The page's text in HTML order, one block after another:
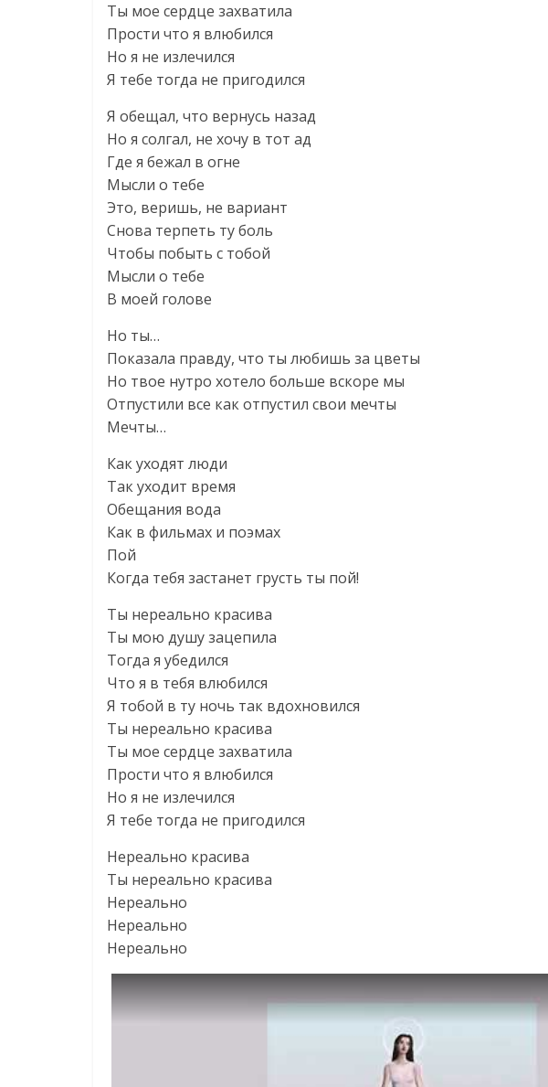
Ты мое сердце захватила
Прости что я влюбился
Но я не излечился
Я тебе тогда не пригодился
Я обещал, что вернусь назад
Но я солгал, не хочу в тот ад
Где я бежал в огне
Мысли о тебе
Это, веришь, не вариант
Снова терпеть ту боль
Чтобы побыть с тобой
Мысли о тебе
В моей голове
Но ты…
Показала правду, что ты любишь за цветы
Но твое нутро хотело больше вскоре мы
Отпустили все как отпустил свои мечты
Мечты…
Как уходят люди
Так уходит время
Обещания вода
Как в фильмах и поэмах
Пой
Когда тебя застанет грусть ты пой!
Ты нереально красива
Ты мою душу зацепила
Тогда я убедился
Что я в тебя влюбился
Я тобой в ту ночь так вдохновился
Ты нереально красива
Ты мое сердце захватила
Прости что я влюбился
Но я не излечился
Я тебе тогда не пригодился
Нереально красива
Ты нереально красива
Нереально
Нереально
Нереально